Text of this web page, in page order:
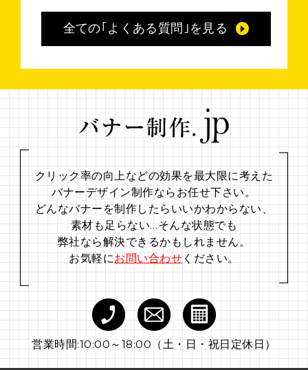
全ての｢よくある質問｣を見る
クリック率の向上などの効果を最大限に考えた
バナーデザイン制作ならお任せ下さい。
どんなバナーを制作したらいいかわからない、
素材も足らない…そんな状態でも
弊社なら解決できるかもしれません。
お気軽にお問い合わせ ください。
営業時間:10:00～18:00（土・日・祝日定休日）